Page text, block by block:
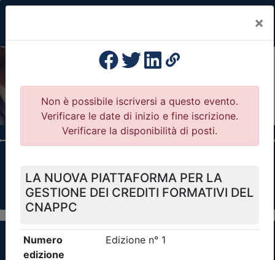
×
Previous
Il portale della formazione per Ordini e
Collegi Professionali
Clicca qui - espandi la sezione dei filtri ricerca
eventi